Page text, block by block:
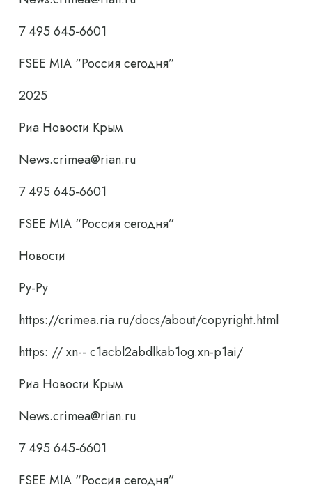
7 495 645-6601
FSEE MIA “Россия сегодня”
2025
Риа Новости Крым
News.crimea@rian.ru
7 495 645-6601
FSEE MIA “Россия сегодня”
Новости
Ру-Ру
https://crimea.ria.ru/docs/about/copyright.html
https: // xn-- c1acbl2abdlkab1og.xn-p1ai/
Риа Новости Крым
News.crimea@rian.ru
7 495 645-6601
FSEE MIA “Россия сегодня”